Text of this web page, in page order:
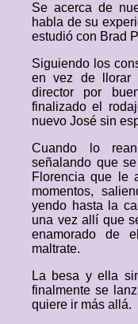
Se acerca de
habla de su
estudió con Brad
Siguiendo los
en vez de llorar
director por
finalizado el
nuevo José sin
Cuando lo
señalando que
Florencia que le
momentos,
yendo hasta la
una vez allí que
enamorado de
maltrate.
La besa y ella
finalmente se
quiere ir más allá.